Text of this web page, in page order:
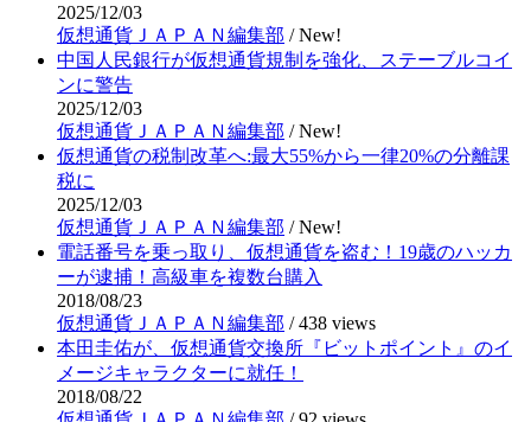
2025/12/03
仮想通貨ＪＡＰＡＮ編集部 /New!
中国人民銀行が仮想通貨規制を強化、ステーブルコイ
ンに警告
2025/12/03
仮想通貨ＪＡＰＡＮ編集部 /New!
仮想通貨の税制改革へ:最大55%から一律20%の分離課
税に
2025/12/03
仮想通貨ＪＡＰＡＮ編集部 /New!
電話番号を乗っ取り、仮想通貨を盗む！19歳のハッカ
ーが逮捕！高級車を複数台購入
2018/08/23
仮想通貨ＪＡＰＡＮ編集部 /438 views
本田圭佑が、仮想通貨交換所『ビットポイント』のイ
メージキャラクターに就任！
2018/08/22